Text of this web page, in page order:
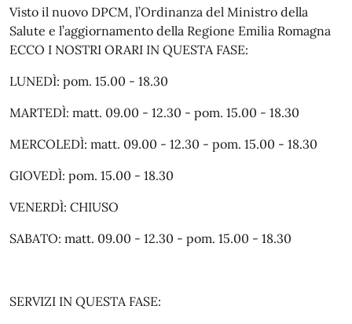
Visto il nuovo DPCM, l’Ordinanza del Ministro della
Salute e l’aggiornamento della Regione Emilia Romagna
ECCO I NOSTRI ORARI IN QUESTA FASE:
LUNEDÌ: pom. 15.00 - 18.30
MARTEDÌ: matt. 09.00 - 12.30 - pom. 15.00 - 18.30
MERCOLEDÌ: matt. 09.00 - 12.30 - pom. 15.00 - 18.30
GIOVEDÌ: pom. 15.00 - 18.30
VENERDÌ: CHIUSO
SABATO: matt. 09.00 - 12.30 - pom. 15.00 - 18.30
SERVIZI IN QUESTA FASE: